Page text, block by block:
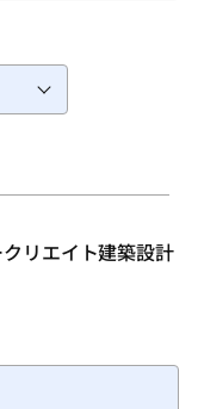
リエイト建築設計